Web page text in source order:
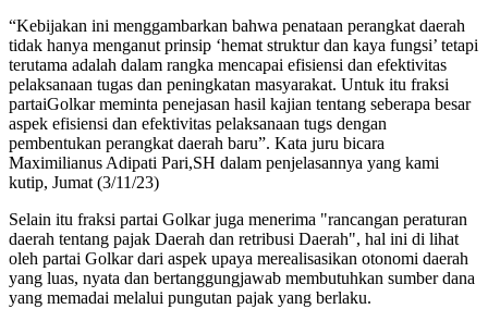
“Kebijakan ini menggambarkan bahwa penataan perangkat daerah
tidak hanya menganut prinsip ‘hemat struktur dan kaya fungsi’ tetapi
terutama adalah dalam rangka mencapai efisiensi dan efektivitas
pelaksanaan tugas dan peningkatan masyarakat. Untuk itu fraksi
partaiGolkar meminta penejasan hasil kajian tentang seberapa besar
aspek efisiensi dan efektivitas pelaksanaan tugs dengan
pembentukan perangkat daerah baru”. Kata juru bicara
Maximilianus Adipati Pari,SH dalam penjelasannya yang kami
kutip, Jumat (3/11/23)
Selain itu fraksi partai Golkar juga menerima "rancangan peraturan
daerah tentang pajak Daerah dan retribusi Daerah", hal ini di lihat
oleh partai Golkar dari aspek upaya merealisasikan otonomi daerah
yang luas, nyata dan bertanggungjawab membutuhkan sumber dana
yang memadai melalui pungutan pajak yang berlaku.